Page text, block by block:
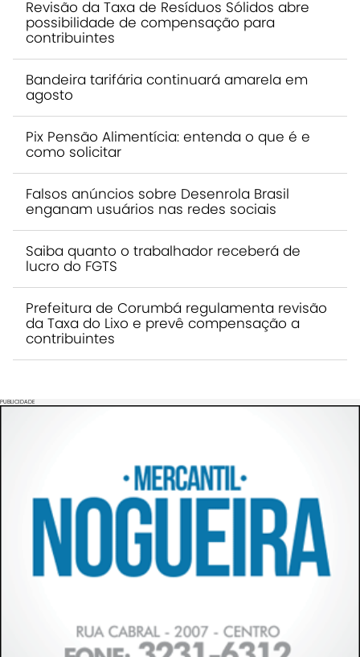
Revisão da Taxa de Resíduos Sólidos abre
possibilidade de compensação para
contribuintes
Bandeira tarifária continuará amarela em
agosto
Pix Pensão Alimentícia: entenda o que é e
como solicitar
Falsos anúncios sobre Desenrola Brasil
enganam usuários nas redes sociais
Saiba quanto o trabalhador receberá de
lucro do FGTS
Prefeitura de Corumbá regulamenta revisão
da Taxa do Lixo e prevê compensação a
contribuintes
PUBLICIDADE